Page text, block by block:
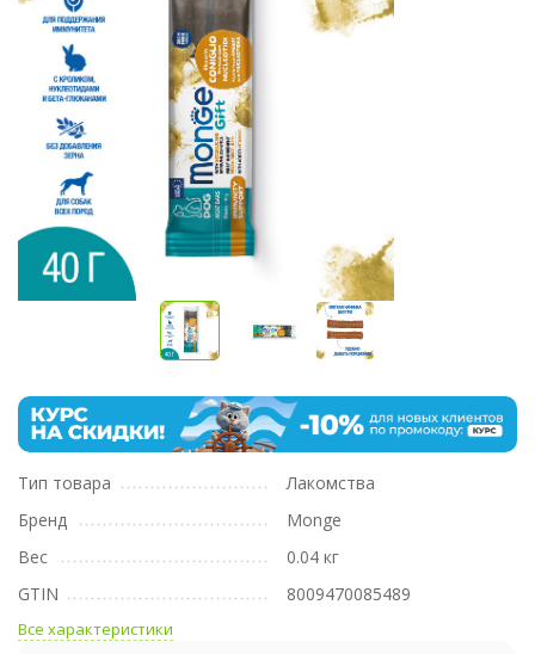
Тип товара
Лакомства
Бренд
Monge
Вес
0.04 кг
GTIN
8009470085489
Все характеристики